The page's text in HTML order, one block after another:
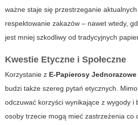
ważne staje się przestrzeganie
respektowanie zakazów – nawet wtedy,
jest mniej szkodliwy od tradycyjnych
Kwestie Etyczne i Społeczne
Korzystanie z E-Papierosy Jednorazowe
budzi także szereg pytań etycznych.
odczuwać korzyści wynikające z wygody i
osoby trzecie mogą mieć zastrzeżenia co